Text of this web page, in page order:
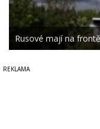
Rusové mají na